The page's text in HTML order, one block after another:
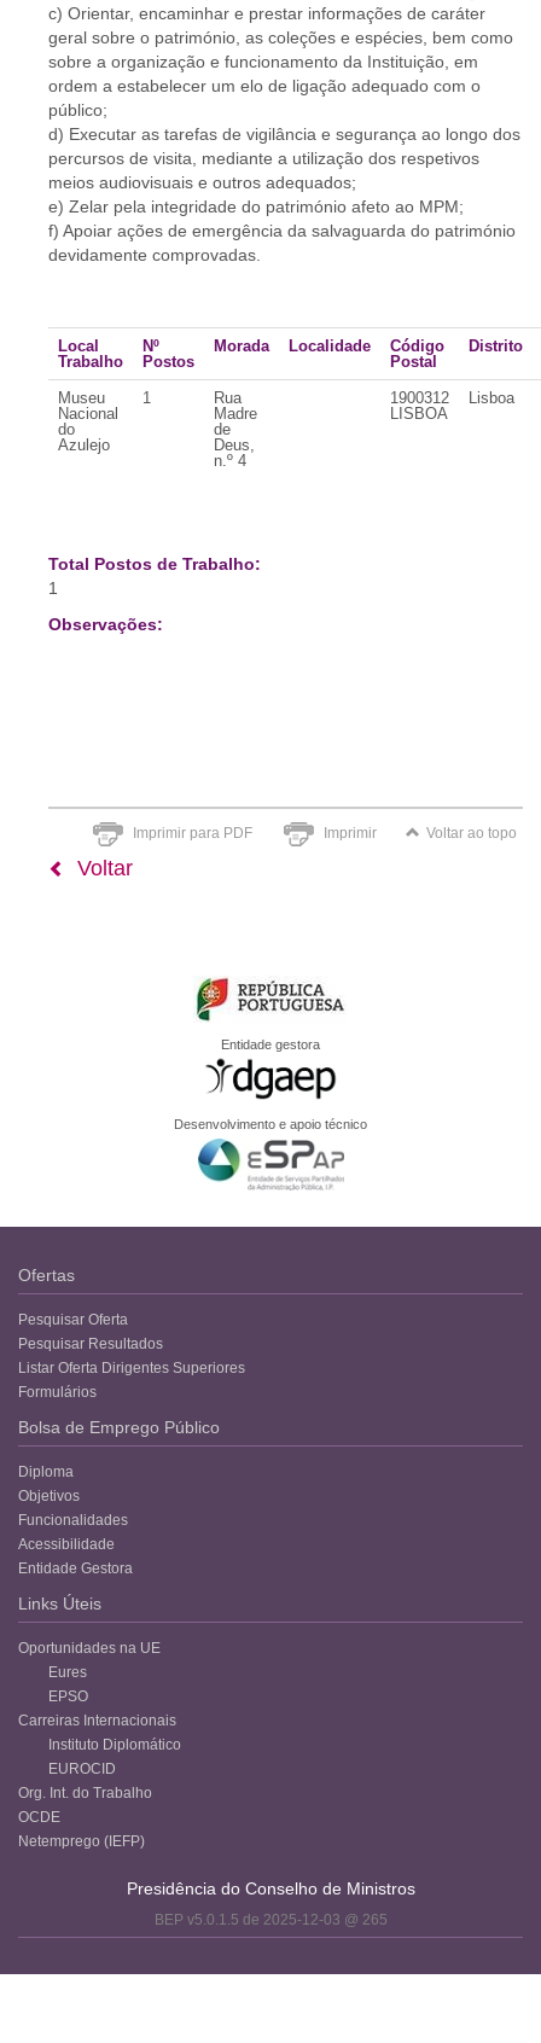
c) Orientar, encaminhar e prestar informações de caráter
geral sobre o património, as coleções e espécies, bem como
sobre a organização e funcionamento da Instituição, em
ordem a estabelecer um elo de ligação adequado com o
público;
d) Executar as tarefas de vigilância e segurança ao longo dos
percursos de visita, mediante a utilização dos respetivos
meios audiovisuais e outros adequados;
e) Zelar pela integridade do património afeto ao MPM;
f) Apoiar ações de emergência da salvaguarda do património
devidamente comprovadas.
Local
Trabalho
Nº
Postos
Morada Localidade
Código
Postal
Distrito
Museu
Nacional
do
Azulejo
1
Rua
Madre
de
Deus,
n.º 4
1900312
LISBOA
Lisboa
Total Postos de Trabalho:
1
Observações:
Imprimir para PDF Imprimir Voltar ao topo
Voltar
Entidade gestora
Desenvolvimento e apoio técnico
Ofertas
Pesquisar Oferta
Pesquisar Resultados
Listar Oferta Dirigentes Superiores
Formulários
Bolsa de Emprego Público
Diploma
Objetivos
Funcionalidades
Acessibilidade
Entidade Gestora
Links Úteis
Oportunidades na UE
Eures
EPSO
Carreiras Internacionais
Instituto Diplomático
EUROCID
Org. Int. do Trabalho
OCDE
Netemprego (IEFP)
Presidência do Conselho de Ministros
BEP v5.0.1.5 de 2025-12-03 @ 265